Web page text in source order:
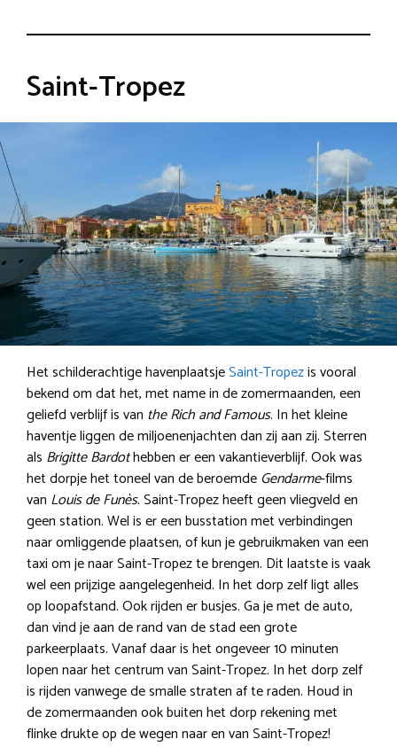
Saint-Tropez
Het schilderachtige havenplaatsjeSaint-Tropezis vooral
bekend om dat het, met name in de zomermaanden, een
geliefd verblijf is van the Rich and Famous. In het kleine
haventje liggen de miljoenenjachten dan zij aan zij. Sterren
als Brigitte Bardothebben er een vakantieverblijf. Ook was
het dorpje het toneel van de beroemdeGendarme-films
van Louis de Funès. Saint-Tropez heeft geen vliegveld en
geen station. Wel is er een busstation met verbindingen
naar omliggende plaatsen, of kun je gebruikmaken van een
taxi om je naar Saint-Tropez te brengen. Dit laatste is vaak
wel een prijzige aangelegenheid. In het dorp zelf ligt alles
op loopafstand. Ook rijden er busjes. Ga je met de auto,
dan vind je aan de rand van de stad een grote
parkeerplaats. Vanaf daar is het ongeveer 10 minuten
lopen naar het centrum van Saint-Tropez. In het dorp zelf
is rijden vanwege de smalle straten af te raden. Houd in
de zomermaanden ook buiten het dorp rekening met
flinke drukte op de wegen naar en van Saint-Tropez!